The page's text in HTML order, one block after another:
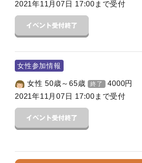
2021年11月07日 17:00まで受付
女性参加情報
女性 50歳～65歳 終了 4000円
2021年11月07日 17:00まで受付